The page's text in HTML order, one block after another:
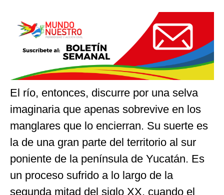
El río, entonces, discurre por una selva
imaginaria que apenas sobrevive en los
manglares que lo encierran. Su suerte es
la de una gran parte del territorio al sur
poniente de la península de Yucatán. Es
un proceso sufrido a lo largo de la
segunda mitad del siglo XX, cuando el